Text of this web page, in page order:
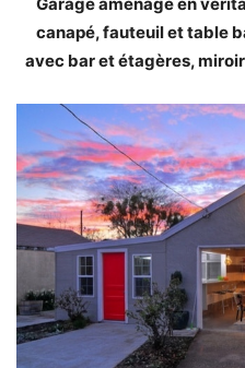
canapé, fauteuil et table
avec bar et étagères,